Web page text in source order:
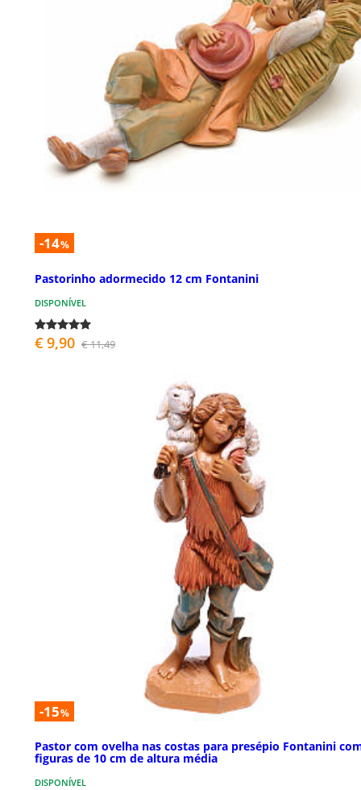
-14%
Pastorinho adormecido 12 cm Fontanini
DISPONÍVEL
€ 9,90 € 11,49
-15%
Pastor com ovelha nas costas para presépio Fontanini
figuras de 10 cm de altura média
DISPONÍVEL